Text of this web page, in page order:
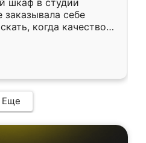
шкаф в студии
заказывала себе
когда качеством
кухня уже почти
Еще